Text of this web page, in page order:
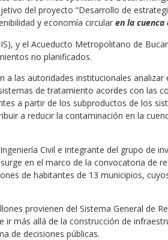
del proyecto “Desarrollo de
y economía circular en la cuenca
y el Acueducto Metropolitano de
no planificados.
las autoridades institucionales analizar
de tratamiento acordes con las
a partir de los subproductos de los
a reducir la contaminación en la
Civil e integrante del grupo de
en el marco de la convocatoria de
de habitantes de 13 municipios,
provienen del Sistema General de
más allá de la construcción de
de decisiones públicas.